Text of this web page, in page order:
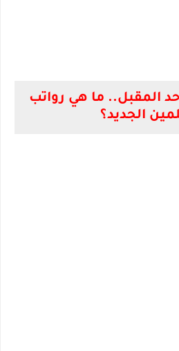
المقبل.. ما هي رواتب
الجديد؟